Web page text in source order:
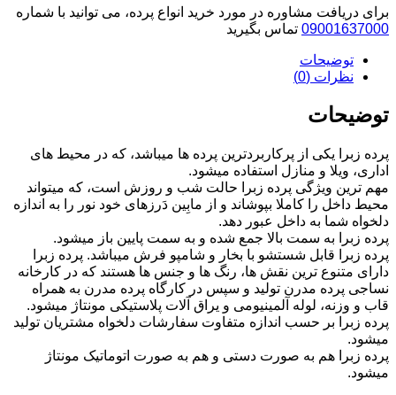
پلیسه
بژ
112036
برای دریافت مشاوره در مورد خرید انواع پرده، می توانید با شماره
09001637000 تماس بگیرید
توضیحات
نظرات (0)
توضیحات
پرده زبرا یکی از پرکاربردترین پرده ها میباشد، که در محیط های
اداری، ویلا و منازل استفاده میشود.
مهم ترین ویژگی پرده زبرا حالت شب و روزش است، که میتواند
محیط داخل را کاملا بپوشاند و از مابِین دَرزهای خود نور را به اندازه
دلخواه شما به داخل عبور دهد.
پرده زبرا به سمت بالا جمع شده و به سمت پایین باز میشود.
پرده زبرا قابل شستشو با بخار و شامپو فرش میباشد. پرده زبرا
دارای متنوع ترین نقش ها، رنگ ها و جنس ها هستند که در کارخانه
نساجی پرده مدرن تولید و سپس در کارگاه پرده مدرن به همراه
قاب و وزنه، لوله آلمینیومی و یراق آلات پلاستیکی مونتاژ میشود.
پرده زبرا بر حسب اندازه متفاوت سفارشات دلخواه مشتریان تولید
میشود.
پرده زبرا هم به صورت دستی و هم به صورت اتوماتیک مونتاژ
میشود.